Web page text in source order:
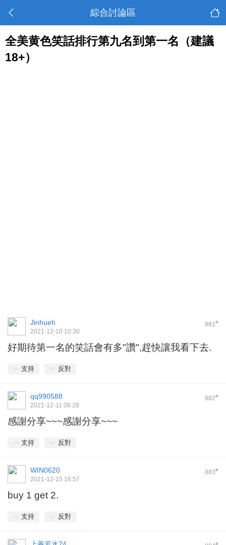
綜合討論區
全美黄色笑話排行第九名到第一名（建議
18+）
881#
Jinhueh
2021-12-10 10:30
好期待第一名的笑話會有多"讚",趕快讓我看下去.
支持 反對
882#
qq990588
2021-12-11 08:28
感謝分享~~~感謝分享~~~
支持 反對
883#
WIN0620
2021-12-15 16:57
buy 1 get 2.
支持 反對
#